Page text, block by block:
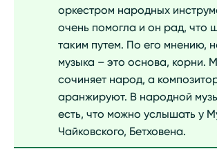
оркестром народных
очень помогла и он рад, что
таким путем. По его мнению,
музыка – это основа, корни.
сочиняет народ, а
аранжируют. В народной
есть, что можно услышать у
Чайковского, Бетховена.